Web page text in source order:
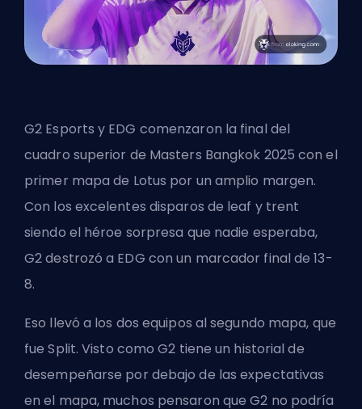
G2 Esports y EDG comenzaron la final del
cuadro superior de Masters Bangkok 2025 con el
primer mapa de Lotus por un amplio margen.
Con los excelentes disparos de leaf y trent
siendo el héroe sorpresa que nadie esperaba,
G2 destrozó a EDG con un marcador final de 13-
8.
Eso llevó a los dos equipos al segundo mapa, que
fue Split. Visto como G2 tiene un historial de
desempeñarse por debajo de las expectativas
en el mapa, muchos pensaron que G2 no podría